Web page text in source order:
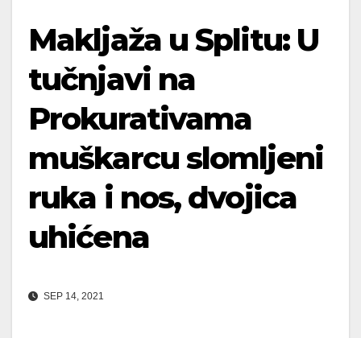
Makljaža u Splitu: U
tučnjavi na
Prokurativama
muškarcu slomljeni
ruka i nos, dvojica
uhićena
SEP 14, 2021